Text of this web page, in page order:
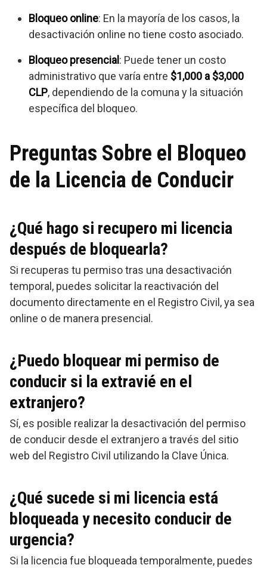
Bloqueo online: En la mayoría de los casos, la
desactivación online no tiene costo asociado.
Bloqueo presencial: Puede tener un costo
administrativo que varía entre $1,000 a $3,000
CLP, dependiendo de la comuna y la situación
específica del bloqueo.
Preguntas Sobre el Bloqueo
de la Licencia de Conducir
¿Qué hago si recupero mi licencia
después de bloquearla?
Si recuperas tu permiso tras una desactivación
temporal, puedes solicitar la reactivación del
documento directamente en el Registro Civil, ya sea
online o de manera presencial.
¿Puedo bloquear mi permiso de
conducir si la extravié en el
extranjero?
Sí, es posible realizar la desactivación del permiso
de conducir desde el extranjero a través del sitio
web del Registro Civil utilizando la Clave Única.
¿Qué sucede si mi licencia está
bloqueada y necesito conducir de
urgencia?
Si la licencia fue bloqueada temporalmente, puedes